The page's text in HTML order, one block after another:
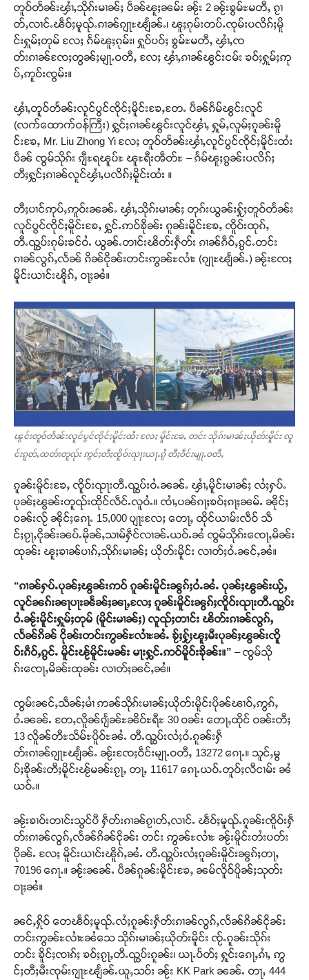
တူဝ်တႅၼ်းၾၢႆႇသိုၵ်းမၢၼ်ႈ ပဵၼ်ၽူႈၼမ်း ၼႂ်း 2 ၼႂ်းၶွမ်ႊမတီႇ ၵႂၢ
တ်ႇလၢင်ႉၽဵဝ်ႈမူၺ်ႉၵၢၼ်ၵျႃႊၽျႅၼ်ႉ၊ ၽူႈၵုမ်းတပ်ႉၸုမ်းပလိၵ်ႈမိူ
င်းႁူမ်ႈတုမ် လႄႈ ၵႅမ်ၽူႈၵုမ်း၊ ႁူဝ်ပဝ်ႈ ၶွမ်ႊမတီႇ ၾၢႆႇၸ
တ်းၵၢၼ်ၸႄႈတွၼ်ႈမျႃႉဝတီႇ လႄႈ ၾၢႆႇၵၢၼ်ၽွင်းငမ်း ၶဝ်ႈႁူမ်ႈဢု
ပ်ႇဢူဝ်းၸွမ်း။
ၾၢႆႇတူဝ်တႅၼ်းလူင်ပွင်ၸိုင်ႈမိူင်းၶႄႇတႄႉ ပဵၼ်ၵႅမ်ၽွင်းလူင်
(လက်ထောက်ဝန်ကြီး) ႁွင်ႈၵၢၼ်ၽွင်းလူင်ၾၢႆႇ ႁူမ်ႇလူမ်ႈၵူၼ်းမိူ
င်းၶႄႇ Mr. Liu Zhong Yi လႄႈ တူဝ်တႅၼ်းၾၢႆႇလူင်ပွင်ၸိုင်ႈမိူင်းထႆး
ပဵၼ် ၸွမ်သိုၵ်း ၵျီႊရၽူပ်ႊ ၽူႊရီးၻဵတ်ႊ – ၵႅမ်ၽူႈၵွၼ်းပလိၵ်ႈ
တီႈႁွင်ႈၵၢၼ်လူင်ၾၢႆႇပလိၵ်ႈမိူင်းထႆး ။
တီႈပၢင်ဢုပ်ႇဢူဝ်းၼၼ်ႉ ၾၢႆႇသိုၵ်းမၢၼ်ႈ တုၵ်းယွၼ်းႁႂ်ႈတူဝ်တႅၼ်း
လူင်ပွင်ၸိုင်ႈမိူင်းၶႄႇ ႁွင်ႉဢဝ်ၶိုၼ်း ၵူၼ်းမိူင်းၶႄႇ ၸိူဝ်းထုၵ်ႇ
တီႉၺွပ်းၵုမ်းၶင်ဝႆႉ ယွၼ်ႉတၢင်းၽိတ်းႁဵတ်း ၵၢၼ်ၵဵဝ်ႇၵွင်ႉတင်း
ၵၢၼ်လွၵ်ႇလႅၼ် ၵိၼ်ငိုၼ်းတင်းဢွၼ်ႊလၢႆး (ၵျႃႊၽျႅၼ်ႉ) ၼႂ်းၸႄႈ
မိူင်းယၢင်းၽိူၵ်ႇ ဝႃႈၼႆ။
ၽွင်းတူဝ်တႅၼ်းလူင်ပွင်ၸိုင်ႈမိူင်းထႆး လႄႈ မိူင်းၶႄႇ တင်း သိုၵ်းမၢၼ်ႈယိုတ်းမိူင်း လူ
င်းၵူတ်ႇထတ်းတူၺ်း ဢွင်ႈတီႈၸိူဝ်းၺႃးယႃႉၵွႆ တီႈဝဵင်းမျႃႉဝတီႇ
ၵူၼ်းမိူင်းၶႄႇ ၸိူဝ်းၺႃးတီႉၺွပ်းဝႆႉၼၼ်ႉ ၾၢႆႇမိူင်းမၢၼ်ႈ လႆႈႁပ်ႉ
ပုၼ်ႈၽွၼ်းတူၺ်းထိုင်လဵင်ႉလူဝႆႉ။ ၸၢႆႇပၼ်ၵႃႈၶဝ်ႈၵႃႈၼမ်ႉ ၼိုင်ႈ
ဝၼ်းလႂ် ၼိုင်ႈၵေႃႉ 15,000 ပျႃးလႄႈ တေႃႇ ထိုင်ယၢမ်းလဵဝ် သဵ
င်ႈၵႂႃႇငိုၼ်းၼပ်ႉမိုၼ်ႇသၢမ်ႁဵင်လၢၼ်ႉယဝ်ႉၼႆ ၸွမ်သိုၵ်းၸေႃႇမိၼ်း
ထုၼ်း ၽူႈၶၢၼ်ပၢၵ်ႇသိုၵ်းမၢၼ်ႈ ယိုတ်းမိူင်း လၢတ်ႈဝႆႉၼင်ႇၼႆ။
“ၵၢၼ်ႁပ်ႉပုၼ်ႈၽွၼ်းဢဝ် ၵူၼ်းမိူင်းၼွၵ်ႈဝႆႉၼႆႉ ပုၼ်ႈၽွၼ်းယႂ်ႇ
လူင်ၼၵ်းၼႃပႃးၼႅၼ်ႈၼႃႇလႄႈ ၵူၼ်းမိူင်းၼွၵ်ႈၸိူဝ်းၺႃးတီႉၺွပ်း
ဝႆႉၼႂ်းမိူင်းႁူမ်ႈတုမ် (မိူင်းမၢၼ်ႈ) လူၺ်ႈတၢင်း ၽိတ်းၵၢၼ်လွၵ်ႇ
လႅၼ်ၵိၼ် ငိုၼ်းတင်းဢွၼ်ႊလၢႆႊၼႆႉ ၶႂ်ႈႁႂ်ႈၽူႈမီးပုၼ်ႈၽွၼ်းၸိူ
ဝ်းၵဵဝ်ႇၵွင်ႉ မိူင်းၽႂ်မိူင်းမၼ်း မႃးႁွင်ႉဢဝ်မိူဝ်းၶိုၼ်း။” – ၸွမ်သို
ၵ်းၸေႃႇမိၼ်းထုၼ်း လၢတ်ႈၼင်ႇၼႆ။
ၸွမ်းၼင်ႇသဵၼ်ႈမၢႆ ဢၼ်သိုၵ်းမၢၼ်ႈယိုတ်းမိူင်းပိုၼ်ၽၢဝ်ႇဢွၵ်ႇ
ဝႆႉၼၼ်ႉ တႄႇလိူၼ်ၵျႅၼ်ႊၼိဝ်ႊရီႊ 30 ဝၼ်း တေႃႇထိုင် ဝၼ်းတီႈ
13 လိူၼ်တီႊသႅမ်ႊပိူဝ်ႊၼႆႉ တီႉၺွပ်းလႆႈဝႆႉၵူၼ်းႁဵ
တ်းၵၢၼ်ၵျႃႊၽျႅၼ်ႉ ၼႂ်းၸႄႈဝဵင်းမျႃႉဝတီႇ 13272 ၵေႃႉ။ သူင်ႇမွ
ပ်ႈၶိုၼ်းတီႈမိူင်းၽႂ်မၼ်းၵႂႃႇ တႃႇ 11617 ၵေႃႉယဝ်ႉတူဝ်ႈလီငၢမ်း ၼႆ
ယဝ်ႉ။
ၼႂ်းၶၢဝ်းတၢင်းသွင်ပီ ႁဵတ်းၵၢၼ်ၵႂၢတ်ႇလၢင်ႉ ၽဵဝ်ႈမူၺ်ႉၵူၼ်းၸိူဝ်းႁဵ
တ်းၵၢၼ်လွၵ်ႇလႅၼ်ၵိၼ်ငိုၼ်း တင်း ဢွၼ်ႊလၢႆႊ ၼႂ်းမိူင်းတႆးပတ်း
ပိုၼ်ႉ လႄႈ မိူင်းယၢင်းၽိူၵ်ႇၼႆႉ တီႉၺွပ်းလႆႈၵူၼ်းမိူင်းၼွၵ်ႈတႃႇ
70196 ၵေႃႉ။ ၼႂ်းၼၼ်ႉ ပဵၼ်ၵူၼ်းမိူင်းၶႄႇ ၼမ်လိူဝ်ပိူၼ်ႈသုတ်း
ဝႃႈၼႆ။
ၼင်ႇႁိုဝ် တေၽဵဝ်ႈမူၺ်ႉလႆႈၵူၼ်းႁဵတ်းၵၢၼ်လွၵ်ႇလႅၼ်ၵိၼ်ငိုၼ်း
တင်းဢွၼ်ႊလၢႆႊၼႆသေ သိုၵ်းမၢၼ်ႈယိုတ်းမိူင်း ၸႂ်ႉၵူၼ်းသိုၵ်း
တင်း ၶိူင်ႈၸၢၵ်ႈ ၶဝ်ႈၵႂႃႇတီႉၺွပ်းၵူၼ်း၊ ယႃႉပႅတ်ႈ ႁူင်းၵေႃႇၵၢႆႇ ဢွ
င်ႈတီႈမီးၸုမ်းၵျႃႊၽျႅၼ်ႉယူႇသဝ်း ၼႂ်း KK Park ၼၼ်ႉ တႃႇ 444